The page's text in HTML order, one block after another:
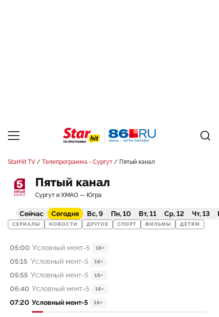
StarHit TV Телепрограмма - Сургут Пятый канал
Пятый канал
Сургут и ХМАО — Югра
Сейчас Сегодня Вс, 9 Пн, 10 Вт, 11 Ср, 12 Чт, 13
СЕРИАЛЫ НОВОСТИ ДРУГОЕ СПОРТ ФИЛЬМЫ ДЕТЯМ
05:00 Условный мент-5 16+
05:15 Условный мент-5 16+
05:55 Условный мент-5 16+
06:40 Условный мент-5 16+
07:20 Условный мент-5 16+